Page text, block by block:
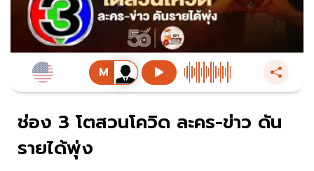
ช่อง 3 โตสวนโควิด ละคร-ข่าว ดัน
รายได้พุ่ง